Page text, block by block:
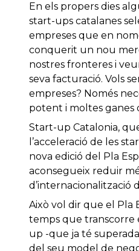
En els propers dies
start-ups catalanes
empreses que en
conquerit un nou
nostres fronteres i
seva facturació. Vols
empreses? Només
potent i moltes ganes
Start-up Catalonia,
l’acceleració de les
nova edició del Pla
aconsegueix reduir
d’internacionalització
Això vol dir que el Pla
temps que
up -que ja té
del seu model de